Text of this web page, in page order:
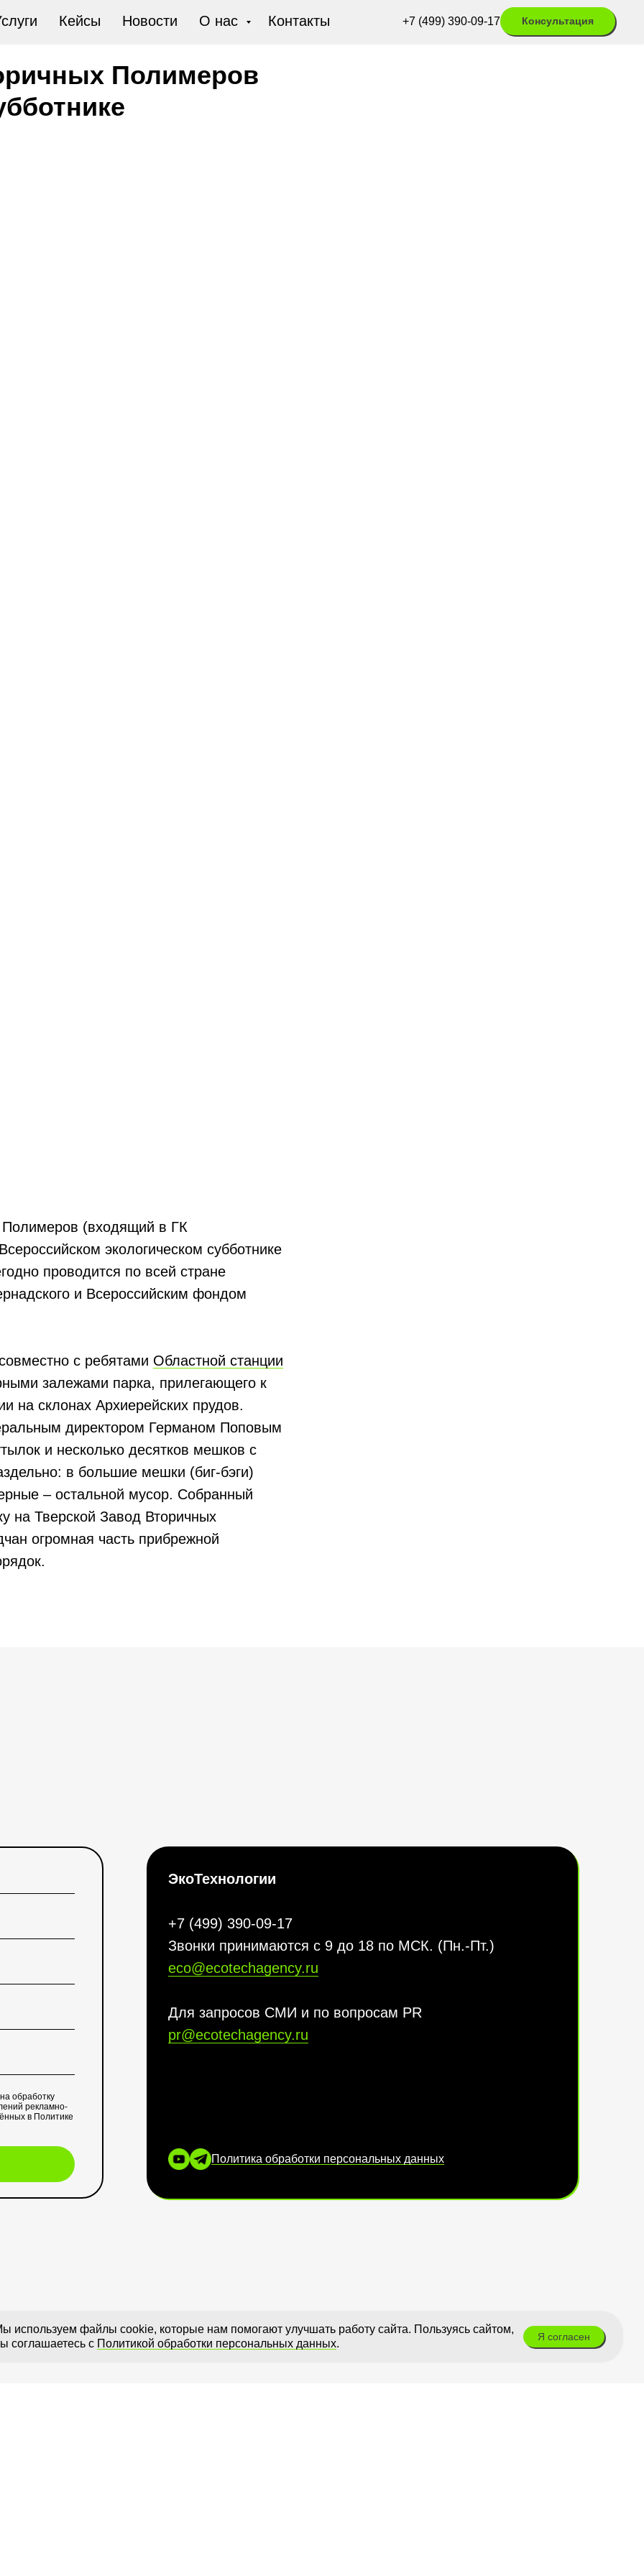
Кейсы Новости О нас Контакты +7 (499) 390-09-17 Консультация
Полимеров
Полимеров (входящий в ГК
экологическом субботнике
проводится по всей стране
и Всероссийским фондом
с ребятами Областной станции
залежами парка, прилегающего к
на склонах Архиерейских прудов.
директором Германом Поповым
и несколько десятков мешков с
в большие мешки (биг-бэги)
– остальной мусор. Собранный
на Тверской Завод Вторичных
огромная часть прибрежной
ЭкоТехнологии
+7 (499) 390-09-17
Звонки принимаются с 9 до 18 по МСК. (Пн.-Пт.)
eco@ecotechagency.ru
Для запросов СМИ и по вопросам PR
pr@ecotechagency.ru
Политика обработки персональных данных
обработку
рекламно-
в Политике
используем файлы cookie, которые нам помогают улучшать работу сайта. Пользуясь сайтом,
соглашаетесь с Политикой обработки персональных данных.
Я согласен